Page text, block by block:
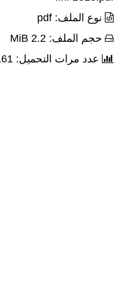
نوع الملف: pdf
حجم الملف: 2.2 MiB
عدد مرات التحميل: 161